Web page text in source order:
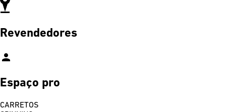
Revendedores
person
Espaço pro
CARRETOS